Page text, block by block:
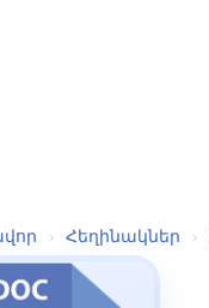
› Հեղինակներ ›